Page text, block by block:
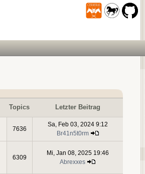
Topics Letzter Beitrag
7636
Sa, Feb 03, 2024 9:12
Br41n5t0rm
6309
Mi, Jan 08, 2025 19:46
Abrexxes